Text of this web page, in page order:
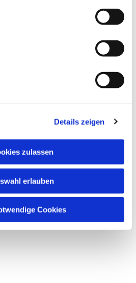
Details zeigen
zulassen
erlauben
Cookies
Uhr und 11 Uhr Hl.
Uhr City-Messe